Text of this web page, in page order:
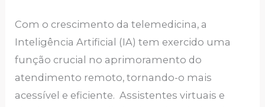
Com o crescimento da telemedicina, a
Inteligência Artificial (IA) tem exercido uma
função crucial no aprimoramento do
atendimento remoto, tornando-o mais
acessível e eficiente. Assistentes virtuais e